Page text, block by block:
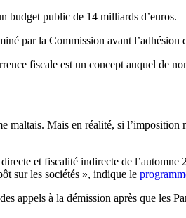
budget public de 14 milliards d’euros.
par la Commission avant l’adhésion
fiscale est un concept auquel de
Mais en réalité, si l’imposition
et fiscalité indirecte de l’automne
sur les sociétés », indique le
appels à la démission après que les